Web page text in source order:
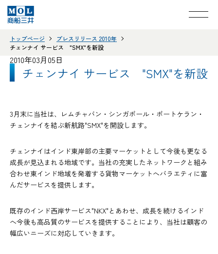
トップページ
プレスリリース 2010年
チェンナイ サービス "SMX"を新設
2010年03月05日
チェンナイ サービス "SMX"を新設
3月末に当社は、レムチャバン・シンガポール・ポートケラン・
チェンナイを結ぶ新航路"SMX"を開設します。
チェンナイはインド東岸部の主要マーケットとして今後も更なる
成長が見込まれる地域です。当社の充実したネットワークと組み
合わせ東インド地域を発着する貨物マーケットへバラエティに富
んだサービスを提供します。
既存のインド西岸サービス"NKX"とあわせ、成長を続けるインド
へ今後も高品質のサービスを提供することにより、当社は顧客の
幅広いニーズに対応していきます。